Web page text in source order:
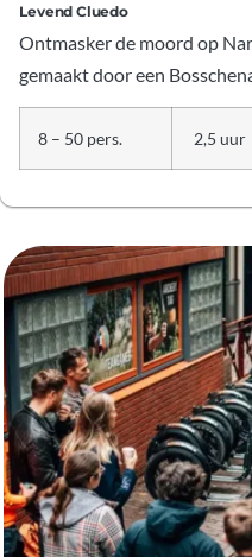
Levend Cluedo
Ontmasker de moord op
gemaakt door een
8 – 50 pers. 2,5 uur